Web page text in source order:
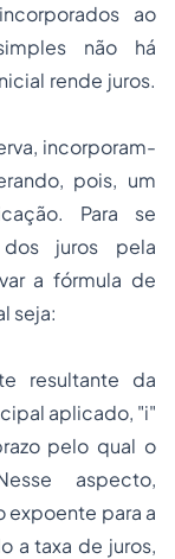
ao
não há
rende juros.
incorporam-
pois, um
Para se
juros pela
a fórmula de
seja:
resultante da
aplicado, "i"
pelo qual o
aspecto,
expoente para a
a taxa de juros,